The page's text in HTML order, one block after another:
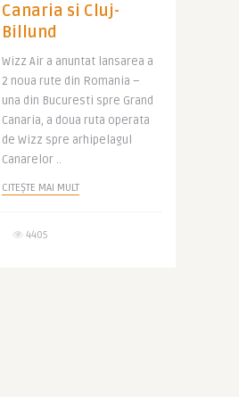
Canaria si Cluj-
Billund
Wizz Air a anuntat lansarea a
2 noua rute din Romania –
una din Bucuresti spre Grand
Canaria, a doua ruta operata
de Wizz spre arhipelagul
Canarelor ..
CITEȘTE MAI MULT
4405